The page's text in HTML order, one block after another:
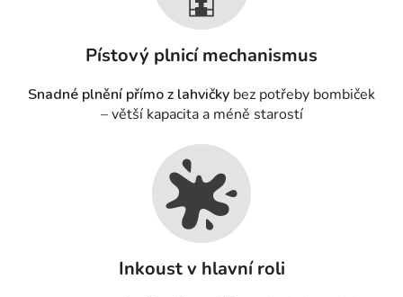
Pístový plnicí mechanismus
Snadné plnění přímo z lahvičky bez potřeby bombiček
– větší kapacita a méně starostí
Inkoust v hlavní roli